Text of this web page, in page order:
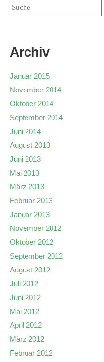
Archiv
Januar 2015
November 2014
Oktober 2014
September 2014
Juni 2014
August 2013
Juni 2013
Mai 2013
März 2013
Februar 2013
Januar 2013
November 2012
Oktober 2012
September 2012
August 2012
Juli 2012
Juni 2012
Mai 2012
April 2012
März 2012
Februar 2012